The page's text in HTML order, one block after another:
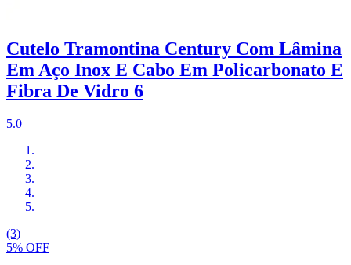
Cutelo Tramontina Century Com Lâmina
Em Aço Inox E Cabo Em Policarbonato E
Fibra De Vidro 6
5.0
(3)
5% OFF